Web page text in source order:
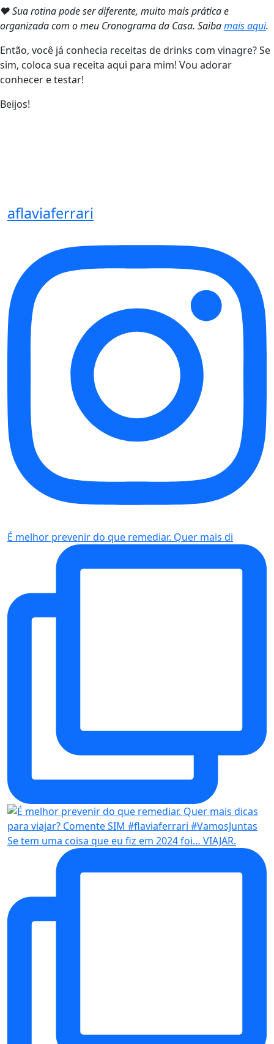
❤ Sua rotina pode ser diferente, muito mais prática e
organizada com o meu Cronograma da Casa. Saibamais aqui.
Então, você já conhecia receitas de drinks com vinagre? Se
sim, coloca sua receita aqui para mim! Vou adorar
conhecer e testar!
Beijos!
aflaviaferrari
É melhor prevenir do que remediar. Quer mais di
Se tem uma coisa que eu fiz em 2024 foi… VIAJAR.